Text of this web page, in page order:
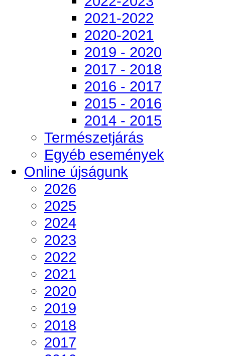
2021-2022
2020-2021
2019 - 2020
2017 - 2018
2016 - 2017
2015 - 2016
2014 - 2015
Természetjárás
Egyéb események
Online újságunk
2026
2025
2024
2023
2022
2021
2020
2019
2018
2017